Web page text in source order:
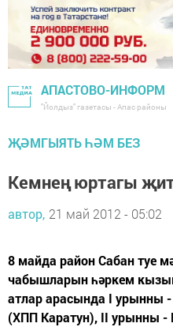
АПАСТОВО-ИНФОРМ
"Йолдыз" газетасы - Апас районы
ҖӘМГЫЯТЬ ҺӘМ БЕЗ
Кемнең юртагы
автор, 21 май 2012 - 05:02
8 майда район Сабан туе
чабышларын һәркем
атлар арасында I урынны
(ХПП Каратун), II урынны -